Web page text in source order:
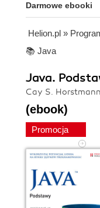
Darmowe ebooki
Helion.pl »
📚 Java
Java.
Cay S.
(ebook)
Promocja